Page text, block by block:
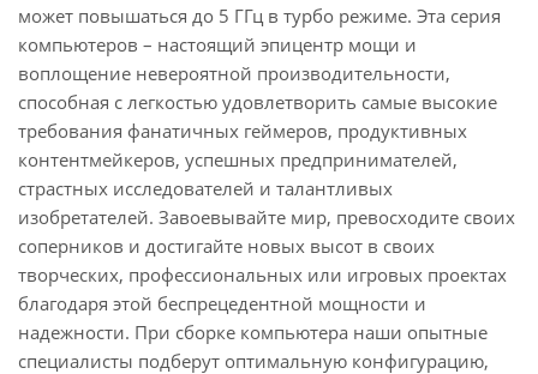
может повышаться до 5 ГГц в турбо режиме. Эта серия
компьютеров – настоящий эпицентр мощи и
воплощение невероятной производительности,
способная с легкостью удовлетворить самые высокие
требования фанатичных геймеров, продуктивных
контентмейкеров, успешных предпринимателей,
страстных исследователей и талантливых
изобретателей. Завоевывайте мир, превосходите своих
соперников и достигайте новых высот в своих
творческих, профессиональных или игровых проектах
благодаря этой беспрецедентной мощности и
надежности. При сборке компьютера наши опытные
специалисты подберут оптимальную конфигурацию,